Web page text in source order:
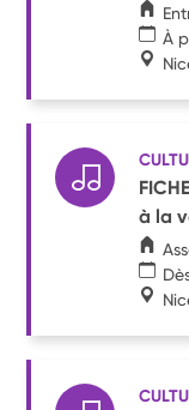
À
à la